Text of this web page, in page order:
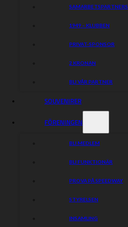
SAMARBETSPARTNERS
1949 – KLUBBEN
PRIVAT-SPONSOR
2 KRONAN
BLI VÅR PARTNER
SOUVENIRER
FÖRENINGEN
BLI MEDLEM
BLI FUNKTIONÄR
PROVA PÅ SPEEDWAY
STYRELSEN
INSAMLING